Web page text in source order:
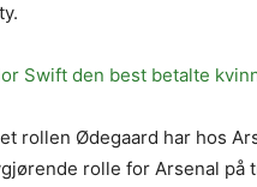
Swift den best betalte
rollen Ødegaard har hos
rolle for Arsenal på